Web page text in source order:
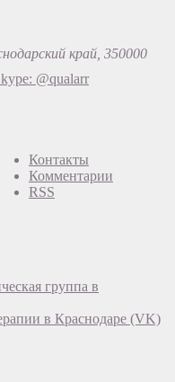
край, 350000
@qualarr
Контакты
Комментарии
RSS
группа в
в Краснодаре (VK)